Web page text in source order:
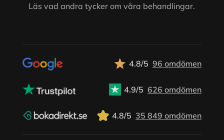
Läs vad andra tycker om våra behandlingar.
4.8/5 96 omdömen
4.9/5 626 omdömen
4.8/5 35 849 omdömen